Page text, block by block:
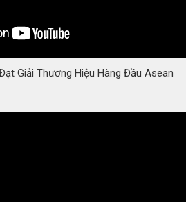
Giải Thương Hiệu Hàng Đầu Asean